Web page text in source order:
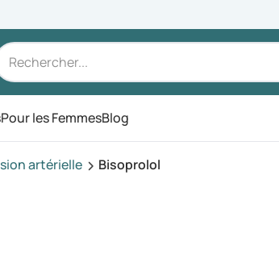
Pour les FemmesBlog
artérielle Bisoprolol